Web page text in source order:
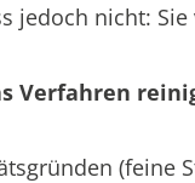
jedoch nicht:
Verfahren
(feine